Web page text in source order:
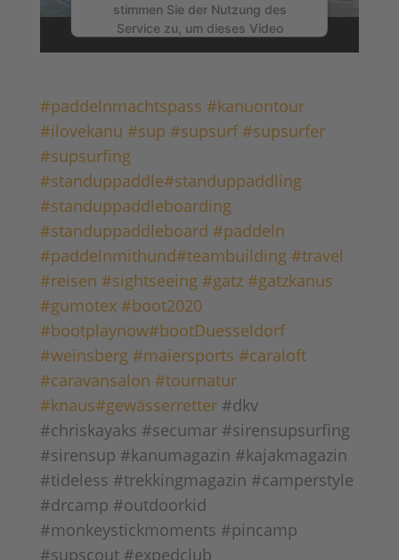
stimmen Sie der Nutzung des
Service zu, um dieses Video
Akzeptieren
powered by
Management Platform&eRecht24
#paddelnmachtspass #kanuontour
#ilovekanu #sup #supsurf #supsurfer
#supsurfing
#standuppaddle#standuppaddling
#standuppaddleboarding
#standuppaddleboard #paddeln
#paddelnmithund#teambuilding #travel
#reisen #sightseeing #gatz #gatzkanus
#gumotex #boot2020
#bootplaynow#bootDuesseldorf
#weinsberg #maiersports #caraloft
#caravansalon #tournatur
#knaus#gewässerretter#dkv
#chriskayaks #secumar #sirensupsurfing
#sirensup #kanumagazin #kajakmagazin
#tideless #trekkingmagazin #camperstyle
#drcamp #outdoorkid
#monkeystickmoments #pincamp
#supscout #expedclub